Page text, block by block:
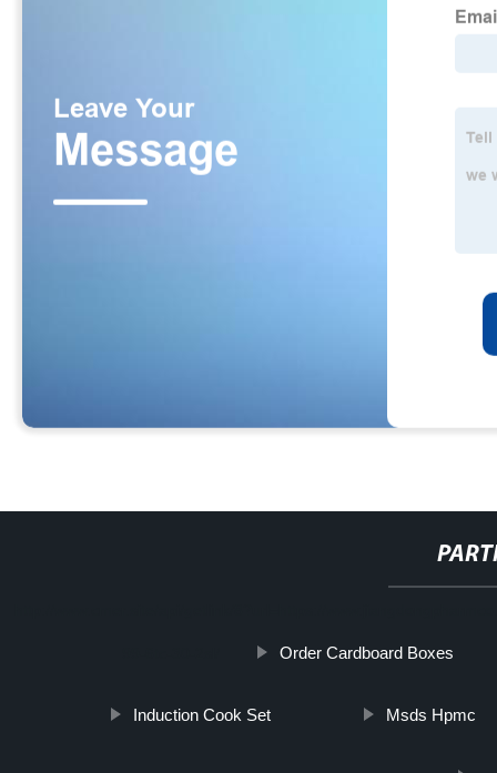
Order Cardboard Boxes
Induction Cook Set Msds Hpmc